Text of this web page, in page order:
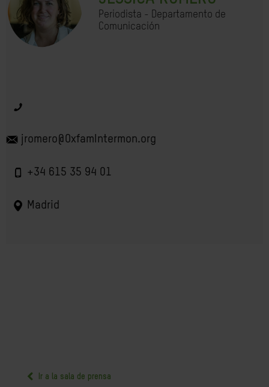
Periodista - Departamento de
Comunicación
jromero@OxfamIntermon.org
+34 615 35 94 01
Madrid
Ir a la sala de prensa